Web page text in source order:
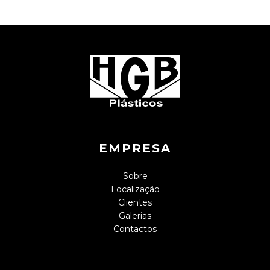
EMPRESA
Sobre
Localização
Clientes
Galerias
Contactos